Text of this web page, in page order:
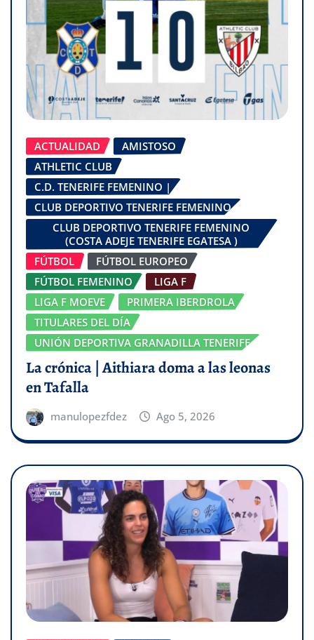
ACTUALIDAD
AMISTOSO
ATHLETIC CLUB
C.D. TENERIFE FEMENINO |
CLUB DEPORTIVO TENERIFE FEMENINO
CLUB DEPORTIVO TENERIFE FEMENINO
(COSTA ADEJE TENERIFE EGATESA )
FÚTBOL
FÚTBOL EUROPEO
FÚTBOL FEMENINO
LIGA F
LIGA F MOEVE
PRIMERA IBERDROLA
TITULARES DEL DÍA
UNIÓN DEPORTIVA GRANADILLA TENERIFE
La crónica | Aithiara doma a las leonas
en Tafalla
manulopezfdez Ago 5, 2026